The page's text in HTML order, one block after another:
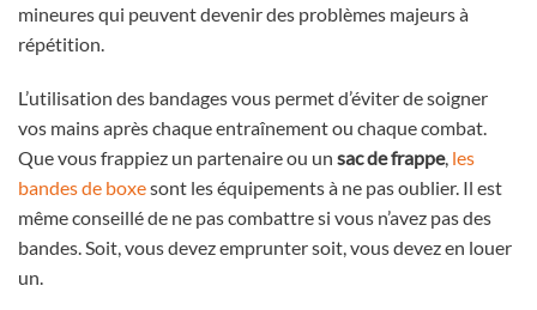
mineures qui peuvent devenir des problèmes majeurs à
répétition.
L’utilisation des bandages vous permet d’éviter de soigner
vos mains après chaque entraînement ou chaque combat.
Que vous frappiez un partenaire ou un sac de frappe, les
bandes de boxesont les équipements à ne pas oublier. Il est
même conseillé de ne pas combattre si vous n’avez pas des
bandes. Soit, vous devez emprunter soit, vous devez en louer
un.